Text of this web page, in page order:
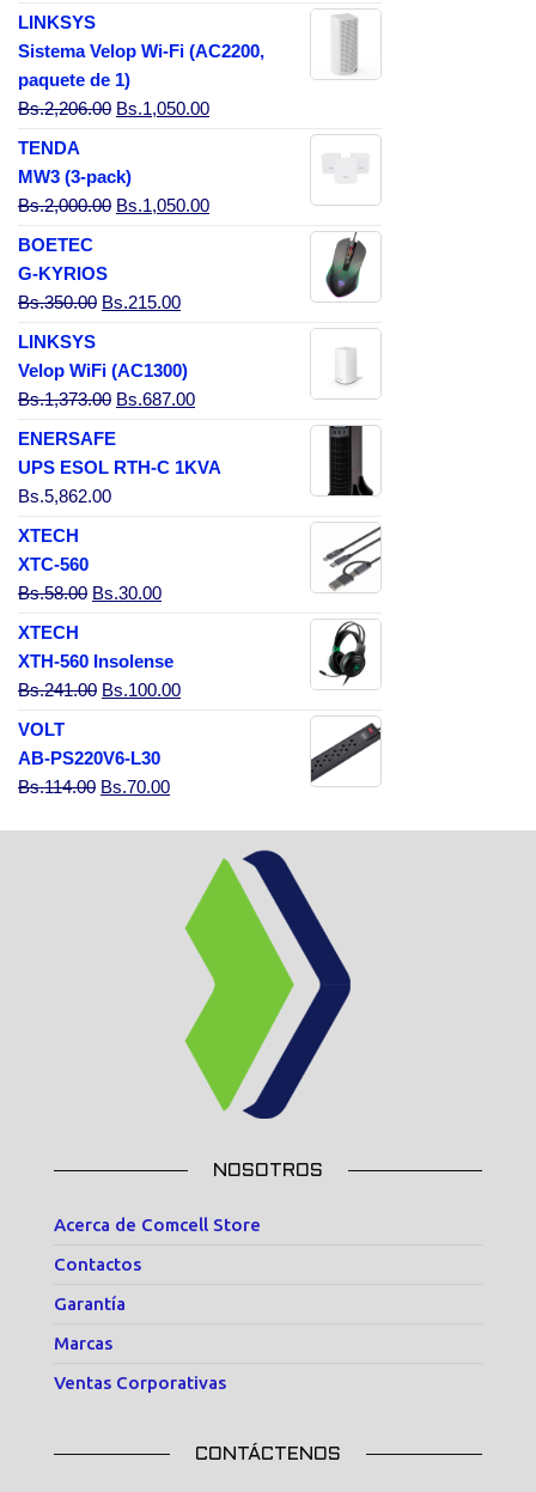
LINKSYS
Sistema Velop Wi-Fi (AC2200,
paquete de 1)
Bs.2,206.00 El precio original era: Bs.2,206.00.
Bs.1,050.00El precio actual es: Bs.1,050.00.
TENDA
MW3 (3-pack)
Bs.2,000.00 El precio original era: Bs.2,000.00.
Bs.1,050.00El precio actual es: Bs.1,050.00.
BOETEC
G-KYRIOS
Bs.350.00 El precio original era: Bs.350.00.
Bs.215.00El precio actual es: Bs.215.00.
LINKSYS
Velop WiFi (AC1300)
Bs.1,373.00 El precio original era: Bs.1,373.00.
Bs.687.00El precio actual es: Bs.687.00.
ENERSAFE
UPS ESOL RTH-C 1KVA
Bs.5,862.00
XTECH
XTC-560
Bs.58.00 El precio original era: Bs.58.00.
Bs.30.00El precio actual es: Bs.30.00.
XTECH
XTH-560 Insolense
Bs.241.00 El precio original era: Bs.241.00.
Bs.100.00El precio actual es: Bs.100.00.
VOLT
AB-PS220V6-L30
Bs.114.00 El precio original era: Bs.114.00.
Bs.70.00El precio actual es: Bs.70.00.
NOSOTROS
Acerca de Comcell Store
Contactos
Garantía
Marcas
Ventas Corporativas
CONTÁCTENOS